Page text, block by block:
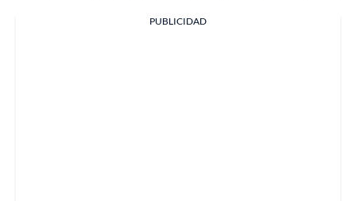
PUBLICIDAD